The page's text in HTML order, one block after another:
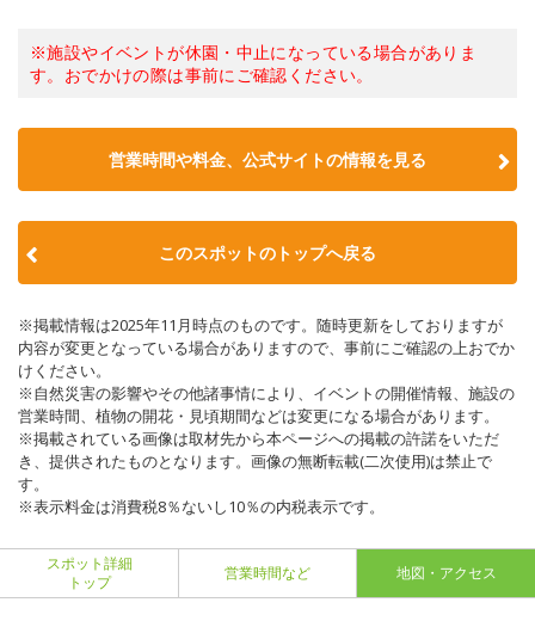
※施設やイベントが休園・中止になっている場合がありま
す。おでかけの際は事前にご確認ください。
営業時間や料金、公式サイトの情報を見る
このスポットのトップへ戻る
※掲載情報は2025年11月時点のものです。随時更新をしておりますが
内容が変更となっている場合がありますので、事前にご確認の上おでか
けください。
※自然災害の影響やその他諸事情により、イベントの開催情報、施設の
営業時間、植物の開花・見頃期間などは変更になる場合があります。
※掲載されている画像は取材先から本ページへの掲載の許諾をいただ
き、提供されたものとなります。画像の無断転載(二次使用)は禁止で
す。
※表示料金は消費税8％ないし10％の内税表示です。
スポット詳細
トップ
営業時間など 地図・アクセス